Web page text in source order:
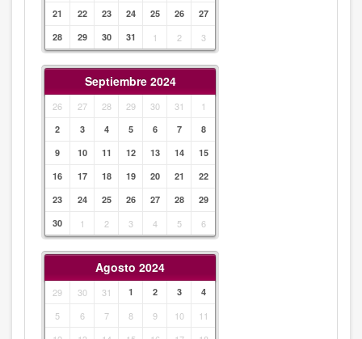
21
22 23 24 25 26
27
28
29 30 31 1 2 3
Septiembre 2024
26 27 28 29 30 31 1
2 3 4 5 6 7
8
9
10 11 12 13 14
15
16
17 18 19 20 21
22
23
24 25 26 27 28
29
30
1 2 3 4 5 6
Agosto 2024
29 30 31 1 2 3 4
5 6 7 8 9 10
11